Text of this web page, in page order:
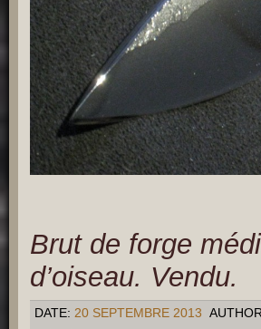
Brut de forge
d’oiseau. Vendu.
DATE: 20 SEPTEMBRE 2013